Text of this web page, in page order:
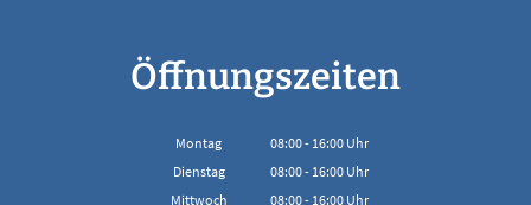
Öffnungszeiten
Montag 08:00- 16:00Uhr
Von 08:00 bis 16:00 Uhr
Dienstag 08:00- 16:00Uhr
Von 08:00 bis 16:00 Uhr
Mittwoch 08:00- 16:00Uhr